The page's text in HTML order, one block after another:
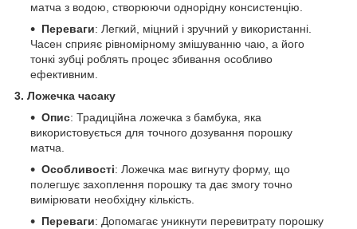
матча з водою, створюючи однорідну консистенцію.
Переваги: Легкий, міцний і зручний у використанні.
Часен сприяє рівномірному змішуванню чаю, а його
тонкі зубці роблять процес збивання особливо
ефективним.
3. Ложечка часаку
Опис: Традиційна ложечка з бамбука, яка
використовується для точного дозування порошку
матча.
Особливості: Ложечка має вигнуту форму, що
полегшує захоплення порошку та дає змогу точно
вимірювати необхідну кількість.
Переваги: Допомагає уникнути перевитрату порошку